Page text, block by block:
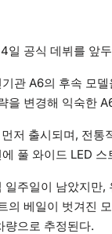
일 공식 데뷔를 앞
관 A6의 후속 모
을 변경해 익숙한
저 출시되며, 전통
풀 와이드 LED
일주일이 남았지만,
의 베일이 벗겨진
량으로 추정된다.